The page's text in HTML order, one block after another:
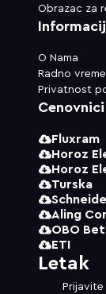
Obrazac za
O Nama
Radno vreme
Privatnost
Cenovnici
Fluxram
Horoz
Horoz
Turska
Aling
OBO
ETI
Letak